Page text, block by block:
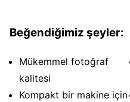
Beğendiğimiz şeyler:
Mükemmel fotoğraf
kalitesi
Kompakt bir makine için